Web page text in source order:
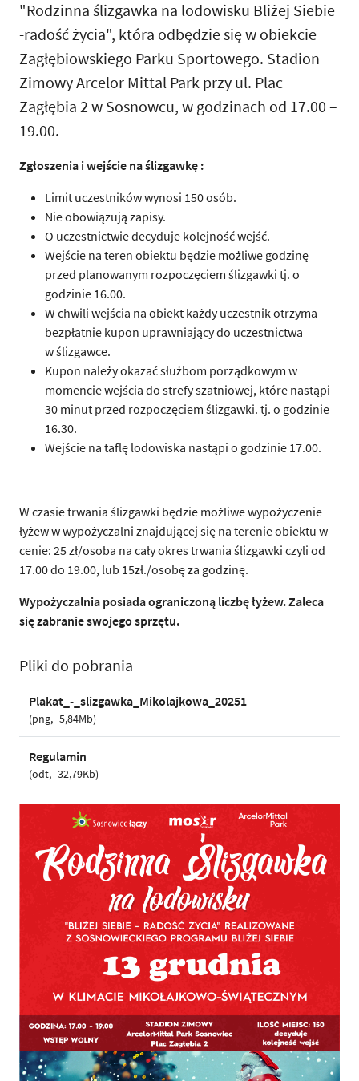
"Rodzinna ślizgawka na lodowisku Bliżej Siebie
-radość życia", która odbędzie się w obiekcie
Zagłębiowskiego Parku Sportowego. Stadion
Zimowy Arcelor Mittal Park przy ul. Plac
Zagłębia 2 w Sosnowcu, w godzinach od 17.00 –
19.00.
Zgłoszenia i wejście na ślizgawkę :
Limit uczestników wynosi 150 osób.
Nie obowiązują zapisy.
O uczestnictwie decyduje kolejność wejść.
Wejście na teren obiektu będzie możliwe godzinę
przed planowanym rozpoczęciem ślizgawki tj. o
godzinie 16.00.
W chwili wejścia na obiekt każdy uczestnik otrzyma
bezpłatnie kupon uprawniający do uczestnictwa
w ślizgawce.
Kupon należy okazać służbom porządkowym w
momencie wejścia do strefy szatniowej, które nastąpi
30 minut przed rozpoczęciem ślizgawki. tj. o godzinie
16.30.
Wejście na taflę lodowiska nastąpi o godzinie 17.00.
W czasie trwania ślizgawki będzie możliwe wypożyczenie
łyżew w wypożyczalni znajdującej się na terenie obiektu w
cenie: 25 zł/osoba na cały okres trwania ślizgawki czyli od
17.00 do 19.00, lub 15zł./osobę za godzinę.
Wypożyczalnia posiada ograniczoną liczbę łyżew. Zaleca
się zabranie swojego sprzętu.
Pliki do pobrania
Plakat_-_slizgawka_Mikolajkowa_20251
png 5,84Mb
Regulamin
odt 32,79Kb